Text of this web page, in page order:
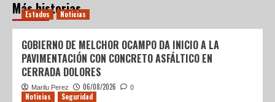
Más historias
Estados Noticias
GOBIERNO DE MELCHOR OCAMPO DA INICIO A LA
PAVIMENTACIÓN CON CONCRETO ASFÁLTICO EN
CERRADA DOLORES
Marilu Perez 06/08/2026 0
Noticias Seguridad